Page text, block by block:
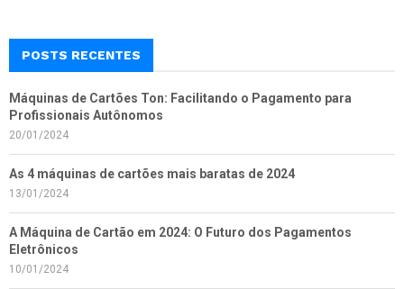
POSTS RECENTES
Máquinas de Cartões Ton: Facilitando o Pagamento para
Profissionais Autônomos
20/01/2024
As 4 máquinas de cartões mais baratas de 2024
13/01/2024
A Máquina de Cartão em 2024: O Futuro dos Pagamentos
Eletrônicos
10/01/2024